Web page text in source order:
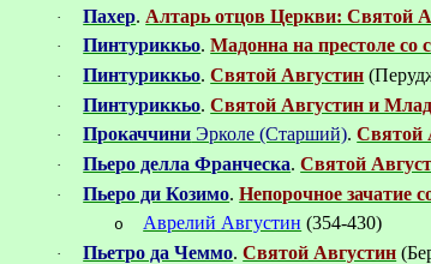
· Пахер. Алтарь отцов Церкви: Святой
· Пинтуриккьо.Мадонна на престоле со
· Пинтуриккьо.Святой Августин
· Пинтуриккьо.Святой Августин и
· Прокаччини Эрколе (Старший).Святой
· Пьеро делла Франческа.Святой
· Пьеро ди Козимо.Непорочное зачатие
o Аврелий Августин (354-430)
· Пьетро да Чеммо.Святой Августин